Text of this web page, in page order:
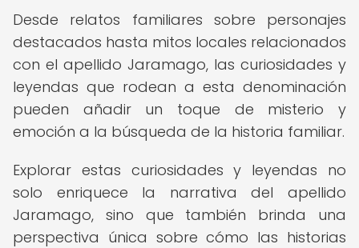
Desde relatos familiares sobre personajes
destacados hasta mitos locales relacionados
con el apellido Jaramago, las curiosidades y
leyendas que rodean a esta denominación
pueden añadir un toque de misterio y
emoción a la búsqueda de la historia familiar.
Explorar estas curiosidades y leyendas no
solo enriquece la narrativa del apellido
Jaramago, sino que también brinda una
perspectiva única sobre cómo las historias